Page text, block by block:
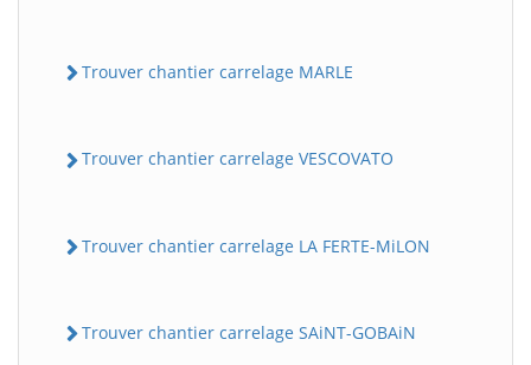
Trouver chantier carrelage MARLE
Trouver chantier carrelage VESCOVATO
Trouver chantier carrelage LA FERTE-MiLON
Trouver chantier carrelage SAiNT-GOBAiN